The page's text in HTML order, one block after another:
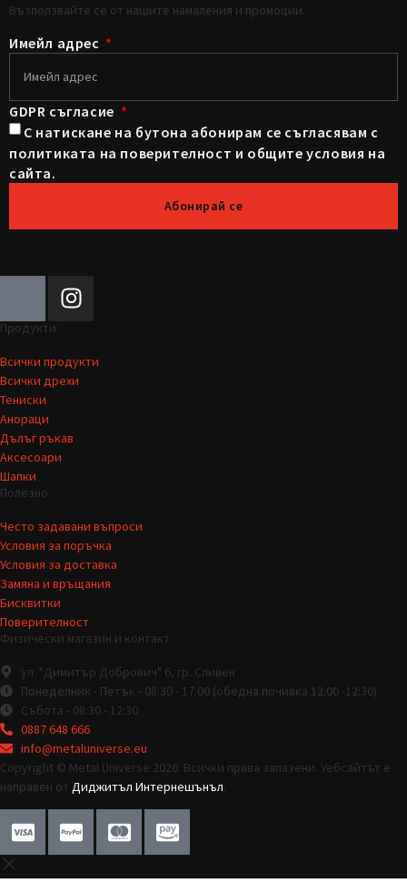
Възползвайте се от нашите намаления и промоции.
Имейл адрес
GDPR съгласие
С натискане на бутона абонирам се съгласявам с
политиката на поверителност и общите условия на
сайта.
Абонирай се
Продукти
Всички продукти
Всички дрехи
Тениски
Анораци
Дълъг ръкав
Аксесоари
Шапки
Полезно
Често задавани въпроси
Условия за поръчка
Условия за доставка
Замяна и връщания
Бисквитки
Поверителност
Физически магазин и контакт
ул. "Димитър Добрович" 6, гр. Сливен
Понеделник - Петък - 08:30 - 17:00 (обедна почивка 12:00 -12:30)
Събота - 08:30 - 12:30
0887 648 666
info@metaluniverse.eu
Copyright © Metal Universe 2026. Всички права запазени. Уебсайтът е
направен от Диджитъл Интернешънъл.